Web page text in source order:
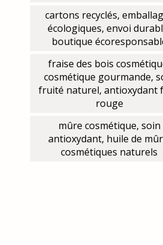
cartons recyclés,
écologiques, envoi
boutique
fraise des bois
cosmétique gourmande,
fruité naturel, antioxydant
rouge
mûre cosmétique, soin
antioxydant, huile de
cosmétiques naturels